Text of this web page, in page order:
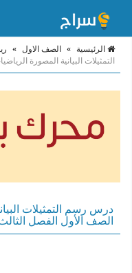
الرئيسية » الصف الاول »
التمثيلات البيانية المصورة
درس رسم التمثيلات
الصف الأول الفصل